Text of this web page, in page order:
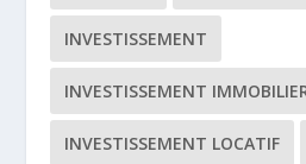
INVESTISSEMENT
INVESTISSEMENT
INVESTISSEMENT LOCATIF